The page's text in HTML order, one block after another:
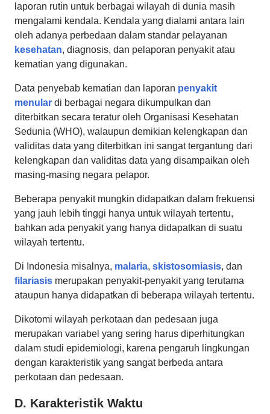
laporan rutin untuk berbagai wilayah di dunia masih
mengalami kendala. Kendala yang dialami antara lain
oleh adanya perbedaan dalam standar pelayanan
kesehatan, diagnosis, dan pelaporan penyakit atau
kematian yang digunakan.
Data penyebab kematian dan laporan penyakit
menular di berbagai negara dikumpulkan dan
diterbitkan secara teratur oleh Organisasi Kesehatan
Sedunia (WHO), walaupun demikian kelengkapan dan
validitas data yang diterbitkan ini sangat tergantung dari
kelengkapan dan validitas data yang disampaikan oleh
masing-masing negara pelapor.
Beberapa penyakit mungkin didapatkan dalam frekuensi
yang jauh lebih tinggi hanya untuk wilayah tertentu,
bahkan ada penyakit yang hanya didapatkan di suatu
wilayah tertentu.
Di Indonesia misalnya, malaria, skistosomiasis, dan
filariasis merupakan penyakit-penyakit yang terutama
ataupun hanya didapatkan di beberapa wilayah tertentu.
Dikotomi wilayah perkotaan dan pedesaan juga
merupakan variabel yang sering harus diperhitungkan
dalam studi epidemiologi, karena pengaruh lingkungan
dengan karakteristik yang sangat berbeda antara
perkotaan dan pedesaan.
D. Karakteristik Waktu